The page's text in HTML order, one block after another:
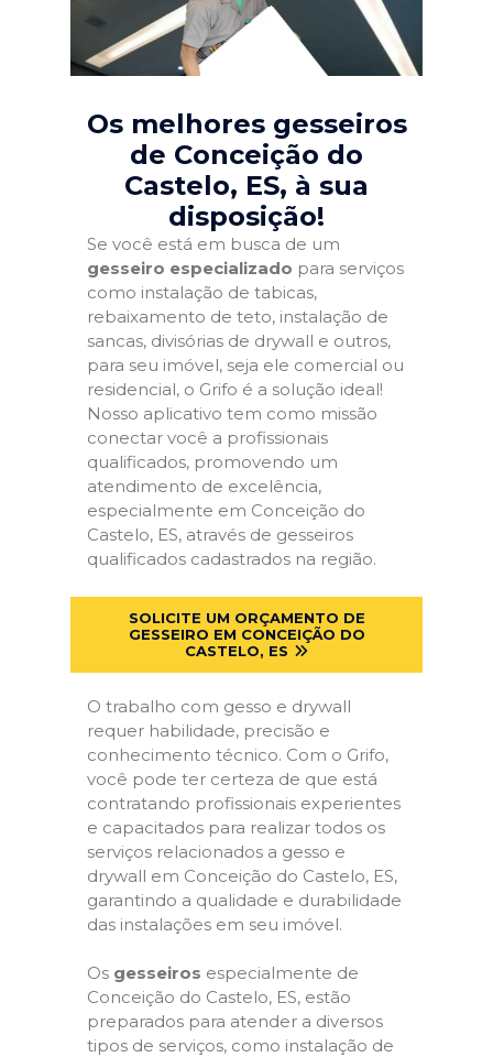
Os melhores gesseiros
de Conceição do
Castelo, ES, à sua
disposição!
Se você está em busca de um
gesseiro especializado para serviços
como instalação de tabicas,
rebaixamento de teto, instalação de
sancas, divisórias de drywall e outros,
para seu imóvel, seja ele comercial ou
residencial, o Grifo é a solução ideal!
Nosso aplicativo tem como missão
conectar você a profissionais
qualificados, promovendo um
atendimento de excelência,
especialmente em Conceição do
Castelo, ES, através de gesseiros
qualificados cadastrados na região.
SOLICITE UM ORÇAMENTO DE
GESSEIRO EM CONCEIÇÃO DO
CASTELO, ES
O trabalho com gesso e drywall
requer habilidade, precisão e
conhecimento técnico. Com o Grifo,
você pode ter certeza de que está
contratando profissionais experientes
e capacitados para realizar todos os
serviços relacionados a gesso e
drywall em Conceição do Castelo, ES,
garantindo a qualidade e durabilidade
das instalações em seu imóvel.
Os gesseiros especialmente de
Conceição do Castelo, ES, estão
preparados para atender a diversos
tipos de serviços, como instalação de